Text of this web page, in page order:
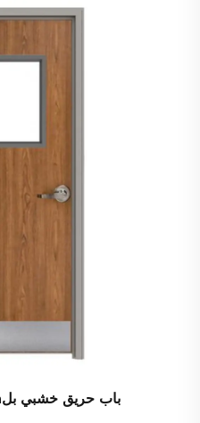
باب حريق خشبي بلamination بلاستيكي